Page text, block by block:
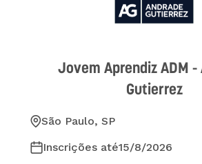
Jovem Aprendiz ADM -
Gutierrez
São Paulo, SP
Inscrições até15/8/2026